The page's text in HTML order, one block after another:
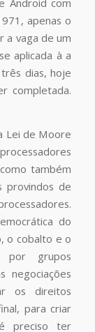
apenas o
a vaga de um
aplicada à a
dias, hoje
completada.
Lei de Moore
também
provindos de
do
o cobalto e o
por grupos
negociações
os direitos
para criar
preciso ter